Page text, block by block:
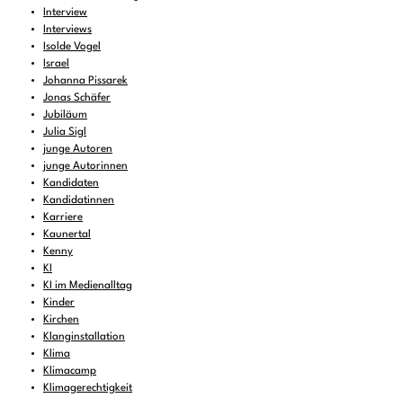
Interview
Interviews
Isolde Vogel
Israel
Johanna Pissarek
Jonas Schäfer
Jubiläum
Julia Sigl
junge Autoren
junge Autorinnen
Kandidaten
Kandidatinnen
Karriere
Kaunertal
Kenny
KI
KI im Medienalltag
Kinder
Kirchen
Klanginstallation
Klima
Klimacamp
Klimagerechtigkeit